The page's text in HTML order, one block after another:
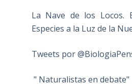
La Nave de los Locos.
Especies a la Luz de la
Tweets por
" Naturalistas en debate"